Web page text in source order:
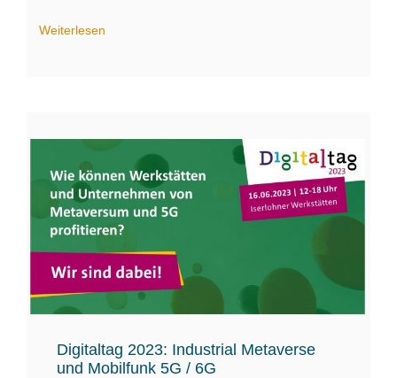
Weiterlesen
Digitaltag 2023: Industrial Metaverse
und Mobilfunk 5G / 6G